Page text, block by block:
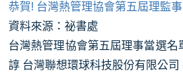
恭賀! 台灣熱管理協會第五屆理監
資料來源：祕書處
台灣熱管理協會第五屆理事當選名單 理事長 馮建忠 長聖儀器股份有限公司 總經理 副理事長